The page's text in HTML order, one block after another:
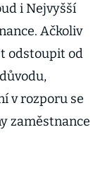
i Nejvyšší
Ačkoliv
odstoupit od
v rozporu se
zaměstnance